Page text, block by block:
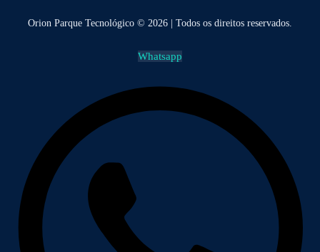
Orion Parque Tecnológico © 2026 | Todos os direitos reservados.
Whatsapp